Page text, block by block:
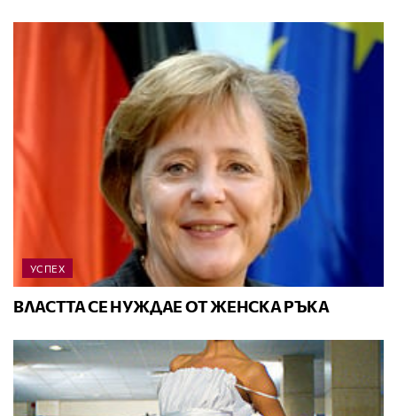
УСПЕХ
ВЛАСТТА СЕ НУЖДАЕ ОТ ЖЕНСКА РЪКА